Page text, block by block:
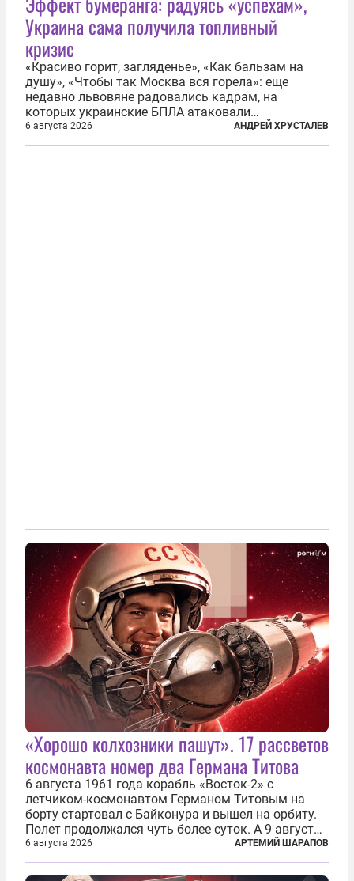
Украина сама получила топливный
кризис
«Красиво горит, загляденье», «Как бальзам на
душу», «Чтобы так Москва вся горела»: еще
недавно львовяне радовались кадрам, на
которых украинские БПЛА атаковали
нефтеперерабатывающие предприятия России. В
скором времени оказалось, что в «эту игру можно
6 августа 2026 АНДРЕЙ ХРУСТАЛЕВ
«Хорошо колхозники пашут». 17 рассветов
космонавта номер два Германа Титова
6 августа 1961 года корабль «Восток-2» с
летчиком-космонавтом Германом Титовым на
борту стартовал с Байконура и вышел на орбиту.
Полет продолжался чуть более суток. А 9 августа
второй человек в космосе получил звезду Героя
Советского Союза и орден Ленина. Миссия Титова
зачастую находится несколько...
6 августа 2026 АРТЕМИЙ ШАРАПОВ